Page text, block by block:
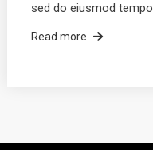
sed do eiusmod
Read more